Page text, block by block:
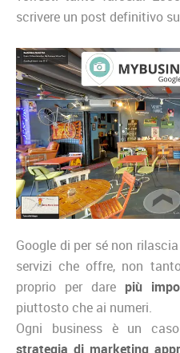
scrivere un post definitivo
Google di per sé non
servizi che offre, non
proprio per dare più
piuttosto che ai numeri.
Ogni business è un
strategia di marketing